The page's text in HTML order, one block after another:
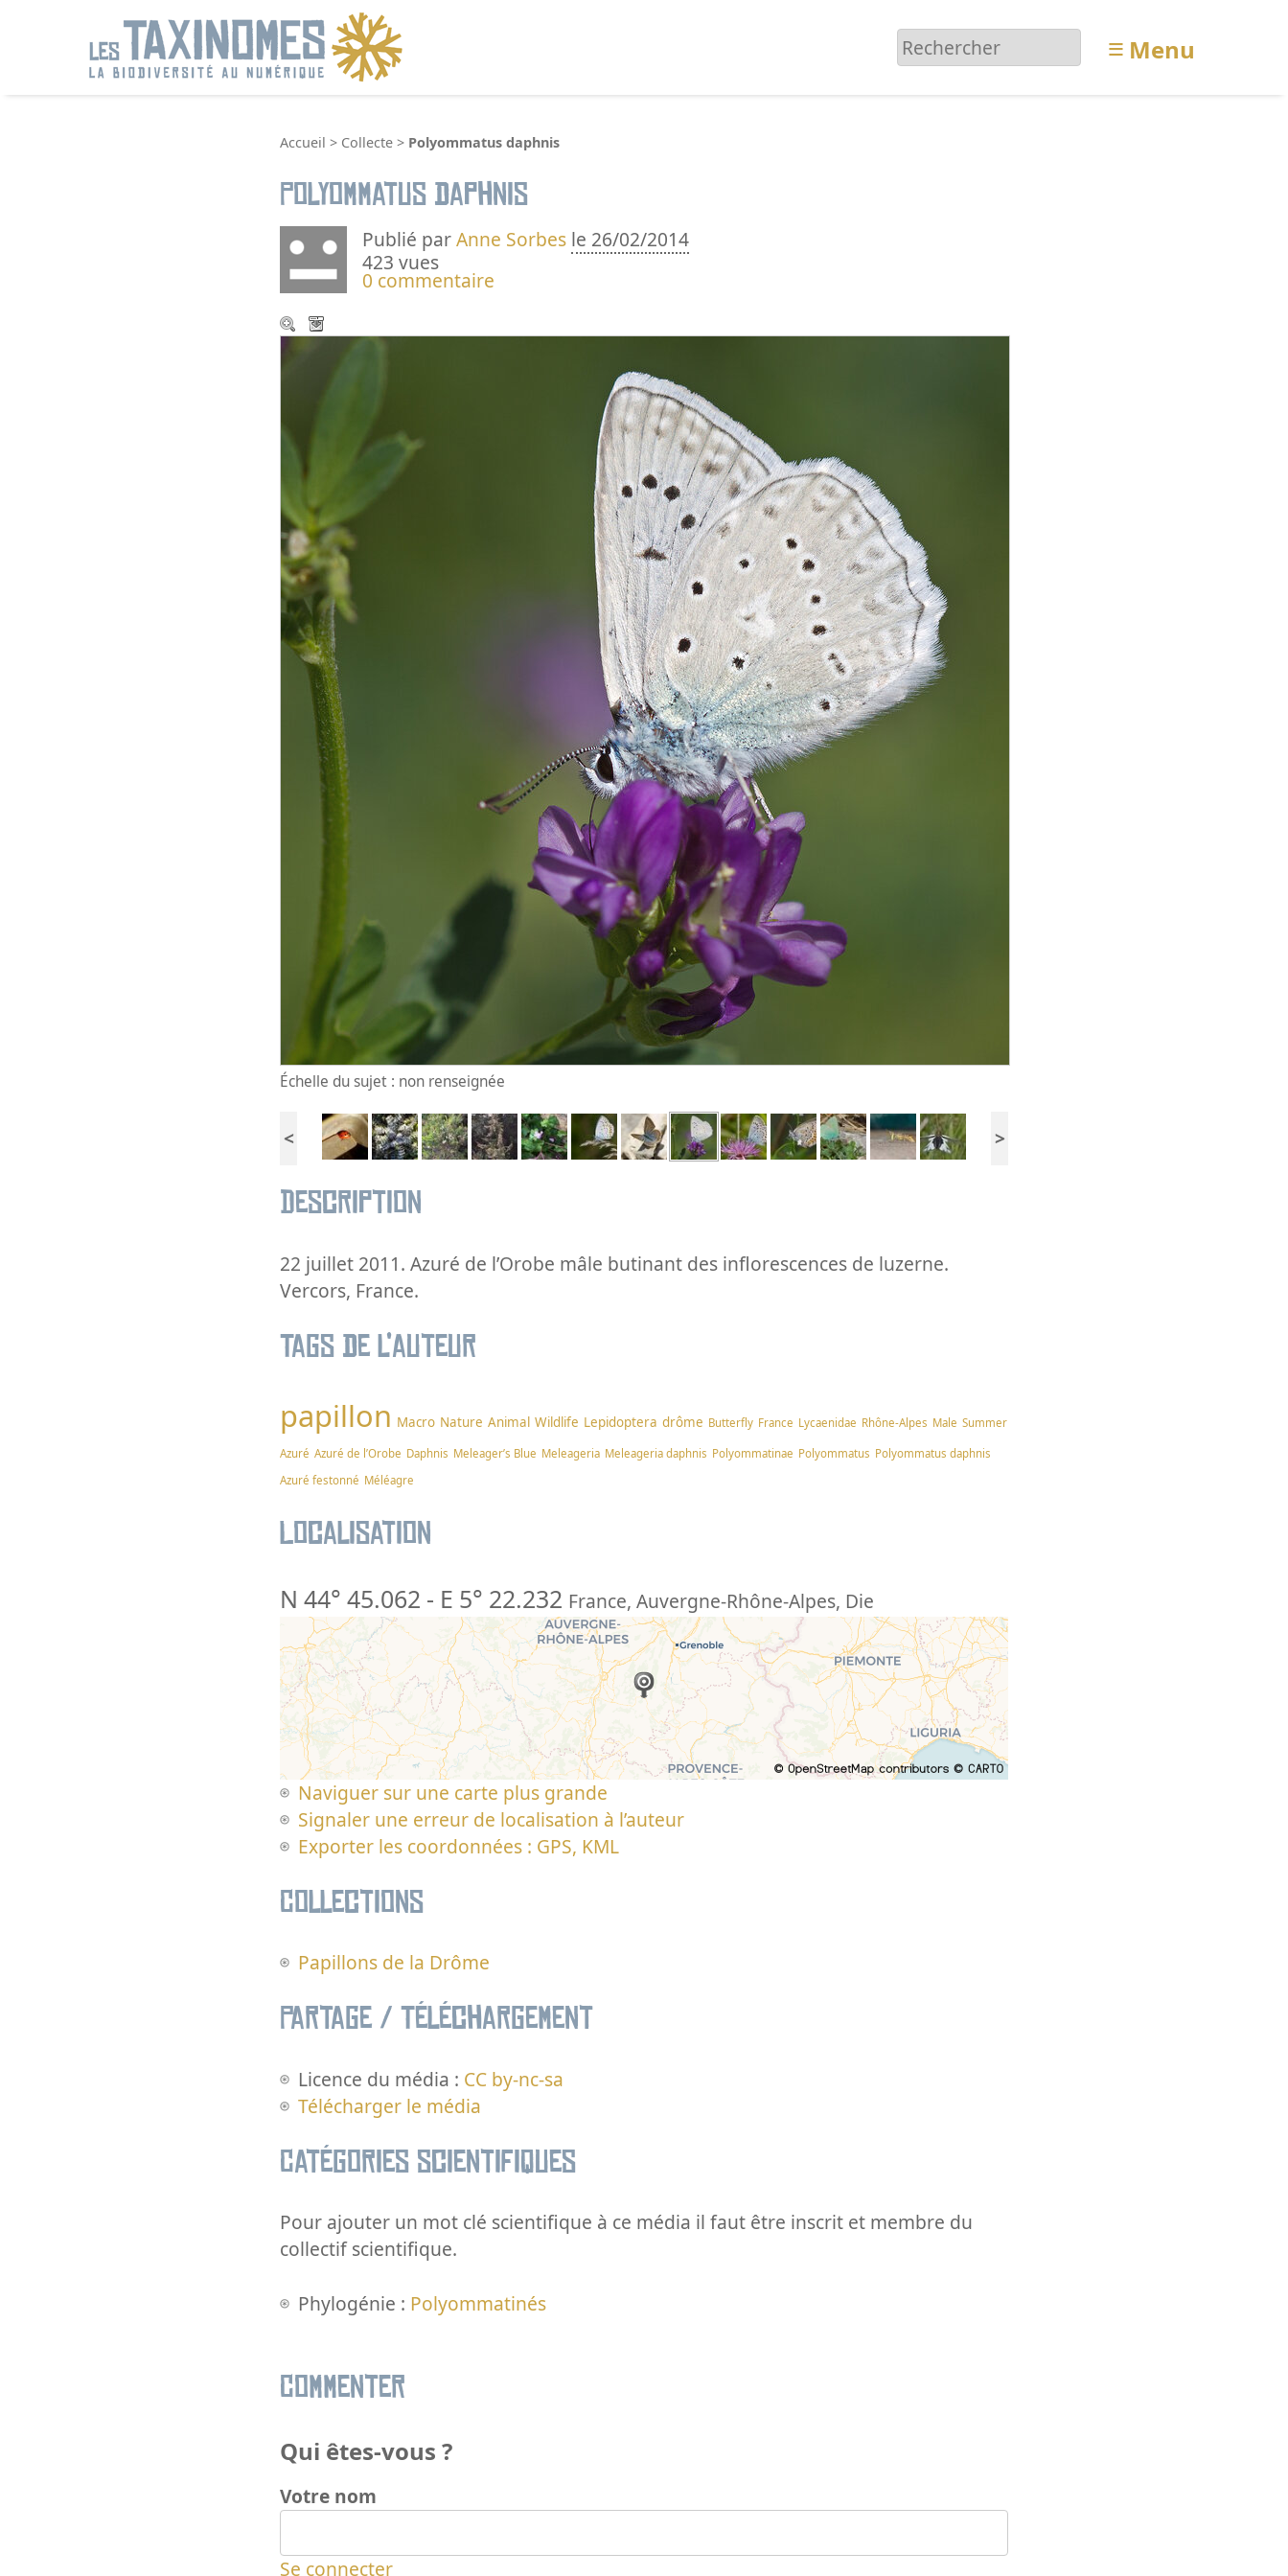
≡ Menu
Accueil > Collecte > Polyommatus daphnis
Polyommatus daphnis
Publié parAnne Sorbes le 26/02/2014
423 vues
0 commentaire
Échelle du sujet : non renseignée
< >
Description
22 juillet 2011. Azuré de l’Orobe mâle butinant des inflorescences de luzerne.
Vercors, France.
Tags de l’auteur
papillon Macro Nature Animal Wildlife Lepidoptera drôme Butterfly France Lycaenidae Rhône-Alpes Male Summer
Azuré Azuré de l’Orobe Daphnis Meleager’s Blue Meleageria Meleageria daphnis Polyommatinae Polyommatus Polyommatus daphnis
Azuré festonné Méléagre
Localisation
N 44° 45.062 - E 5° 22.232 France, Auvergne-Rhône-Alpes, Die
Naviguer sur une carte plus grande
Signaler une erreur de localisation à l’auteur
Exporter les coordonnées : GPS, KML
Collections
Papillons de la Drôme
Partage / Téléchargement
Licence du média : CC by-nc-sa
Télécharger le média
Catégories scientifiques
Pour ajouter un mot clé scientifique à ce média il faut être inscrit et membre du
collectif scientifique.
Phylogénie : Polyommatinés
Commenter
Qui êtes-vous ?
Votre nom
Se connecter